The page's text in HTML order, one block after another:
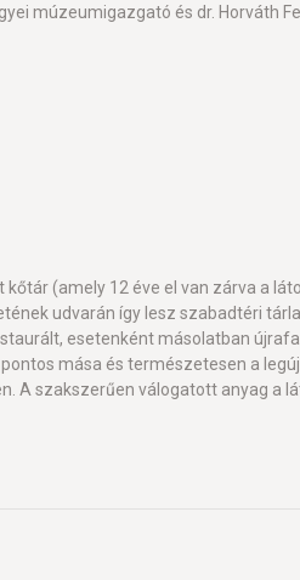
múzeumigazgató és dr. Horváth
(amely 12 éve el van zárva a
udvarán így lesz szabadtéri
esetenként másolatban
mása és természetesen a
A szakszerűen válogatott anyag a